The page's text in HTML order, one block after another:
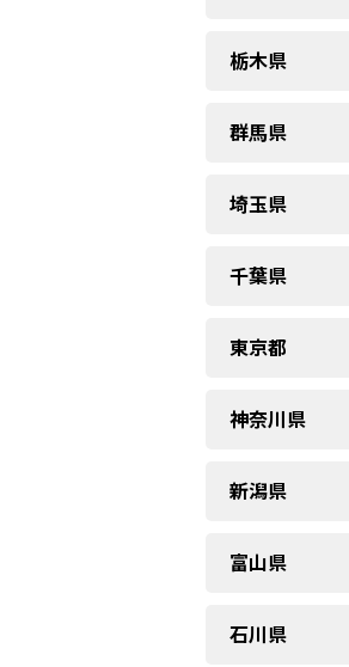
栃木県
群馬県
埼玉県
千葉県
東京都
神奈川県
新潟県
富山県
石川県